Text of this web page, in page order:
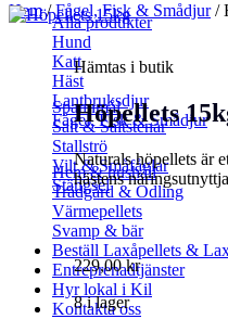
Alla produkter
Hund
Katt
Häst
Lantbruksdjur
Fågel, Fisk & Smådjur
Spannmål
Salt & Saltstenar
Stallströ
Vilt & Småfåglar
Stängsel
Hem & hushåll
Trädgård & Odling
Värmepellets
Svamp & bär
Beställ Laxåpellets &
Entreprenadtjänster
Hyr lokal i Kil
Kontakta oss
Hem/Fågel, Fisk & Smådjur/
Hämtas i butik
Höpellets
Naturals höpellets är
hästens
229,00kr
8 i lager